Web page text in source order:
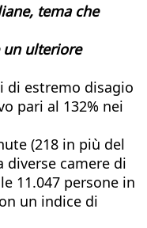
tema che
ulteriore
di estremo disagio
pari al 132% nei
(218 in più del
diverse camere di
11.047 persone in
un indice di